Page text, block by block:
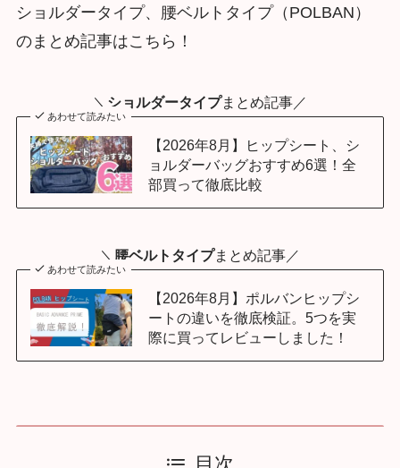
ショルダータイプ、腰ベルトタイプ（POLBAN）
のまとめ記事はこちら！
＼ ショルダータイプまとめ記事／
あわせて読みたい
【2026年8月】ヒップシート、シ
ョルダーバッグおすすめ6選！全
部買って徹底比較
＼ 腰ベルトタイプまとめ記事／
あわせて読みたい
【2026年8月】ポルバンヒップシ
ートの違いを徹底検証。5つを実
際に買ってレビューしました！